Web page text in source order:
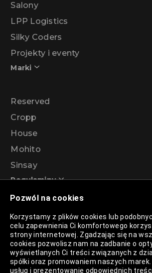
Pozwól na cookies
Korzystamy z plików cookies lub
celu zapewnienia Ci komfortowego
strony internetowej. Zgadzając się na
cookies pozwolisz nam na zadbanie o
wyświetlanych Ci treści związanych z
spółki oraz promowaniem naszych
usług i prezentowanie odpowiednich
Salony
LPP Logistics
Silky Coders
Projekty i eventy
Marki
Reserved
Cropp
House
Mohito
Sinsay
Regulaminy
Regulamin akcji promocyjnej –
rabatowy 99%
Polityka Prywatności